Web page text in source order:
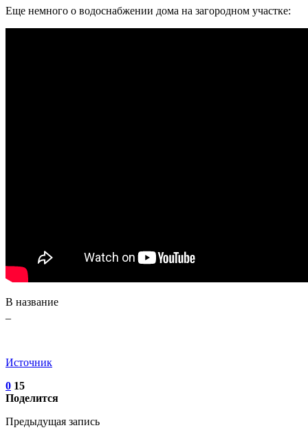
Еще немного о водоснабжении дома на загородном участке:
В название
Источник
0 15
Поделится
Предыдущая запись